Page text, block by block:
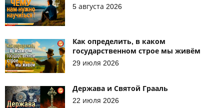
5 августа 2026
Как определить, в каком
государственном строе мы живём
29 июля 2026
Держава и Святой Грааль
22 июля 2026